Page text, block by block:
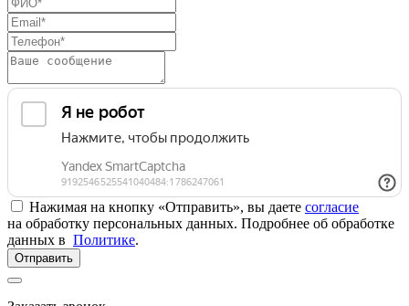
Нажимая на кнопку «Отправить», вы даете согласие
на обработку персональных данных. Подробнее об обработке
данных в Политике.
Отправить